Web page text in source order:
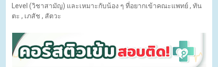
Level (วิชาสามัญ) และเหมาะกับน้อง ๆ ที่อยากเข้าคณะแพทย์ , ทัน
ตะ , เภสัช , สัตวะ